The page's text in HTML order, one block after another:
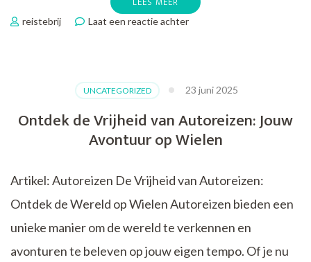
reistebrij Laat een reactie achterop
Budgetvriendelijke
UNCATEGORIZED 23 juni 2025
Ontdek de Vrijheid van Autoreizen: Jouw
Avontuur op Wielen
Artikel: Autoreizen De Vrijheid van Autoreizen:
Ontdek de Wereld op Wielen Autoreizen bieden een
unieke manier om de wereld te verkennen en
avonturen te beleven op jouw eigen tempo. Of je nu